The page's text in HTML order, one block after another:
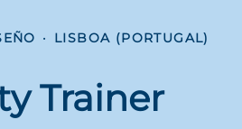
· LISBOA (PORTUGAL)
Trainer